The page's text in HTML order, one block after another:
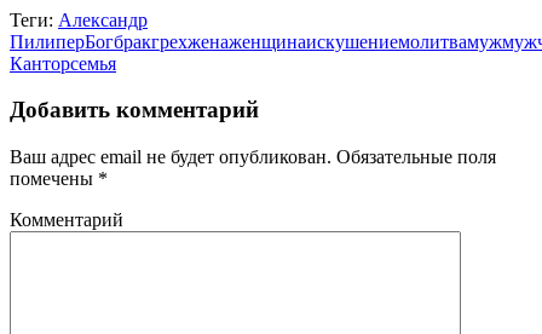
Теги: Александр
ПилиперБогбракгрехженаженщинаискушениемолитвамуж
Канторсемья
Добавить комментарий
Ваш адрес email не будет опубликован. Обязательные поля
помечены *
Комментарий